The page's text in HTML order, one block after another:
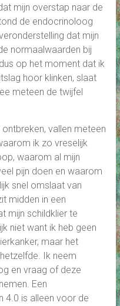
mijn overstap naar de
de endocrinoloog
dat mijn
normaalwaarden bij
op het moment dat ik
hoor klinken, slaat
meteen de twijfel
vallen meteen
ik zo vreselijk
waarom al mijn
pijn doen en waarom
snel omslaat van
midden in een
mijn schildklier te
niet want ik heb geen
maar het
Ik neem
en vraag of deze
Een
4.0 is alleen voor de